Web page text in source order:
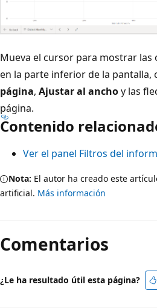
Mueva el cursor para mostrar las
en la parte inferior de la pantalla,
página, Ajustar al anchoy las
página.
Contenido
Ver el panel Filtros del
Nota: El autor ha creado este
artificial. Más información
Comentarios
¿Le ha resultado útil esta página?